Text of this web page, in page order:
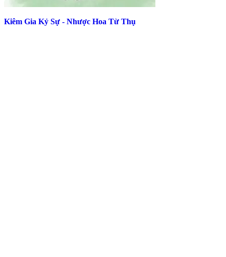
Kiêm Gia Kỷ Sự - Nhược Hoa Từ Thụ